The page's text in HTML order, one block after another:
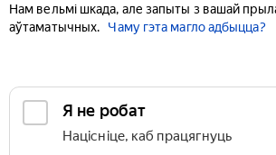
Нам вельмі шкада, але запыты з вашай
аўтаматычных.
Чаму гэта магло адбыцца?
Я не робат
Націсніце, каб працягнуць